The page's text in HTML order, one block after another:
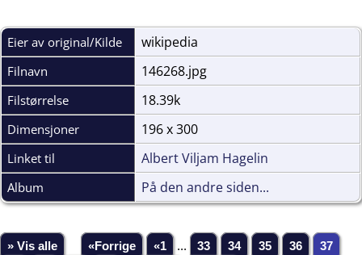
Eier av original/Kilde wikipedia
Filnavn 146268.jpg
Filstørrelse 18.39k
Dimensjoner 196 x 300
Linket til Albert Viljam Hagelin
Album På den andre siden...
» Vis alle «Forrige «1 ... 33 34 35 36
37